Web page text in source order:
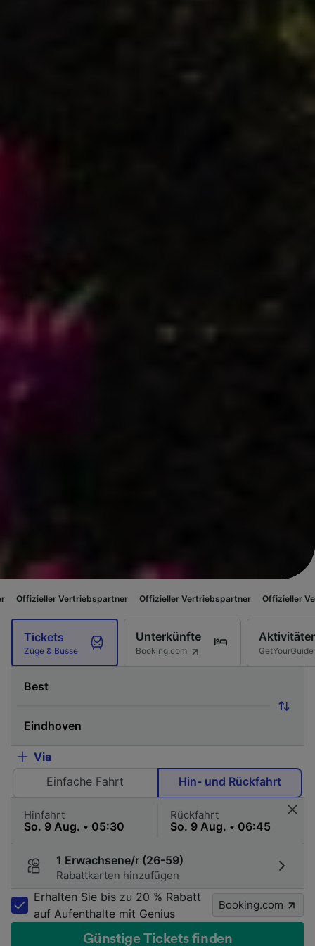
Offizieller Vertriebspartner Offizieller Vertriebspartner
Tickets
Züge & Busse
Unterkünfte
Booking.com GetYourGuide
Via
Einfache Fahrt
Hin- und Rückfahrt
Hinfahrt Rückfahrt
1 Erwachsene/r (26-59)
Rabattkarten hinzufügen
Erhalten Sie bis zu 20 % Rabatt
auf Aufenthalte mit Genius
Booking.com
Günstige Tickets finden